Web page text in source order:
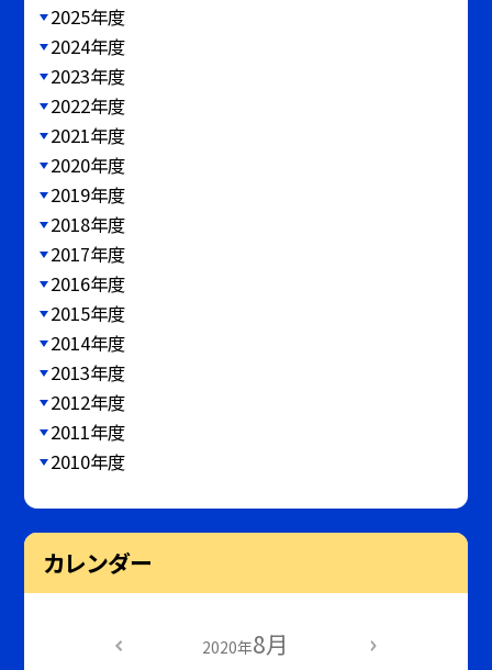
2025年度
2024年度
2023年度
2022年度
2021年度
2020年度
2019年度
2018年度
2017年度
2016年度
2015年度
2014年度
2013年度
2012年度
2011年度
2010年度
カレンダー
2020年8月